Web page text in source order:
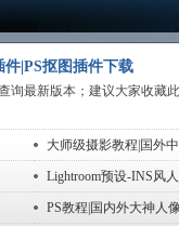
件|PS抠图插件下载
询最新版本；建议大家收藏此
大师级摄影教程|国外
Lightroom预设-INS风
PS教程|国内外大神人